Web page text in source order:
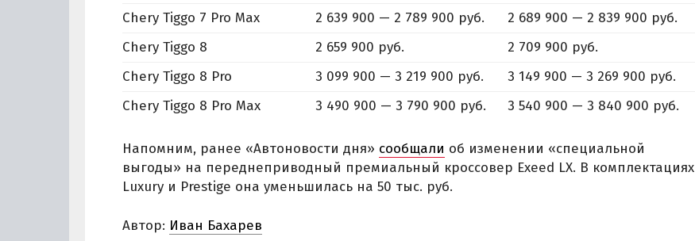
Chery Tiggo 7 Pro Max
2 639 900 — 2 789 900 руб.
2 689 900 — 2 839 900 руб.
Chery Tiggo 8
2 659 900 руб.
2 709 900 руб.
Chery Tiggo 8 Pro
3 099 900 — 3 219 900 руб.
3 149 900 — 3 269 900 руб.
Chery Tiggo 8 Pro Max
3 490 900 — 3 790 900 руб. 3 540 900 — 3 840 900 руб.
Напомним, ранее «Автоновости дня» сообщали об изменении «специальной
выгоды» на переднеприводный премиальный кроссовер Exeed LX. В комплектациях
Luxury и Prestige она уменьшилась на 50 тыс. руб.
Автор: Иван Бахарев